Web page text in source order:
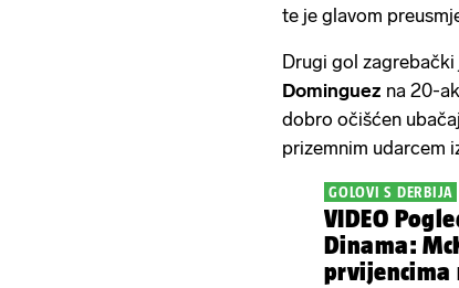
te je glavom
Drugi gol
Dominguez na 20-
dobro očišćen
prizemnim udarcem
GOLOVI S DERBIJA
VIDEO
Dinama:
prvijencima